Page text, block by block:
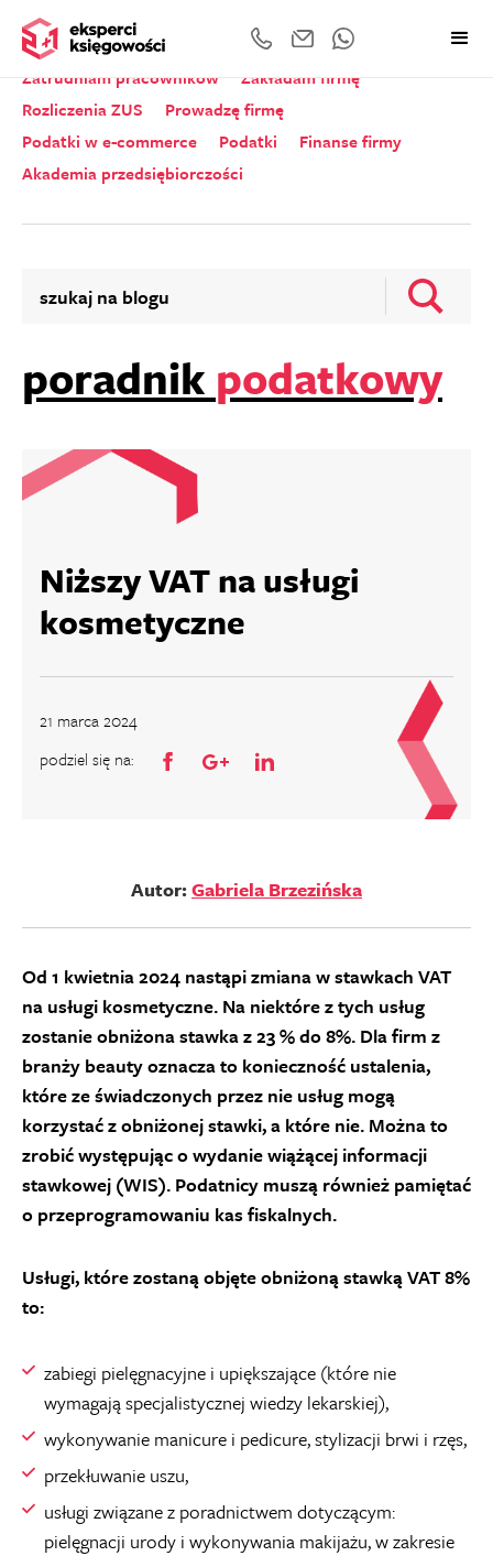
Wszystkie kategorie
Zeznania roczne
Zatrudniam pracowników
Zakładam firmę
Rozliczenia ZUS
Prowadzę firmę
Podatki w e-commerce
Podatki
Finanse firmy
Akademia przedsiębiorczości
poradnik podatkowy
Niższy VAT na usługi
kosmetyczne
21 marca 2024
podziel się na:
Autor:Gabriela Brzezińska
Od 1 kwietnia 2024 nastąpi zmiana w stawkach VAT
na usługi kosmetyczne. Na niektóre z tych usług
zostanie obniżona stawka z 23 % do 8%. Dla firm z
branży beauty oznacza to konieczność ustalenia,
które ze świadczonych przez nie usług mogą
korzystać z obniżonej stawki, a które nie. Można to
zrobić występując o wydanie wiążącej informacji
stawkowej (WIS). Podatnicy muszą również pamiętać
o przeprogramowaniu kas fiskalnych.
Usługi, które zostaną objęte obniżoną stawką VAT 8%
to:
zabiegi pielęgnacyjne i upiększające (które nie
wymagają specjalistycznej wiedzy lekarskiej),
wykonywanie manicure i pedicure, stylizacji brwi i rzęs,
przekłuwanie uszu,
usługi związane z poradnictwem dotyczącym:
pielęgnacji urody i wykonywania makijażu, w zakresie